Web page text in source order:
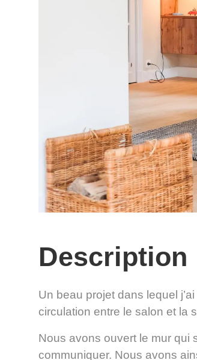
Description
Un beau projet dans lequel
circulation entre le salon et la
Nous avons ouvert le mur qui
communiquer. Nous avons